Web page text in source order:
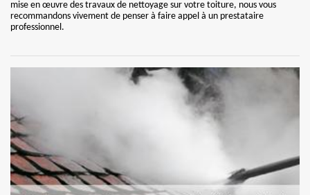
mise en œuvre des travaux de nettoyage sur votre toiture, nous vous
recommandons vivement de penser à faire appel à un prestataire
professionnel.